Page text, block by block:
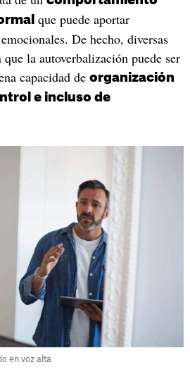
que puede aportar
De hecho, diversas
la autoverbalización puede ser
capacidad de organización
e incluso de
en voz alta